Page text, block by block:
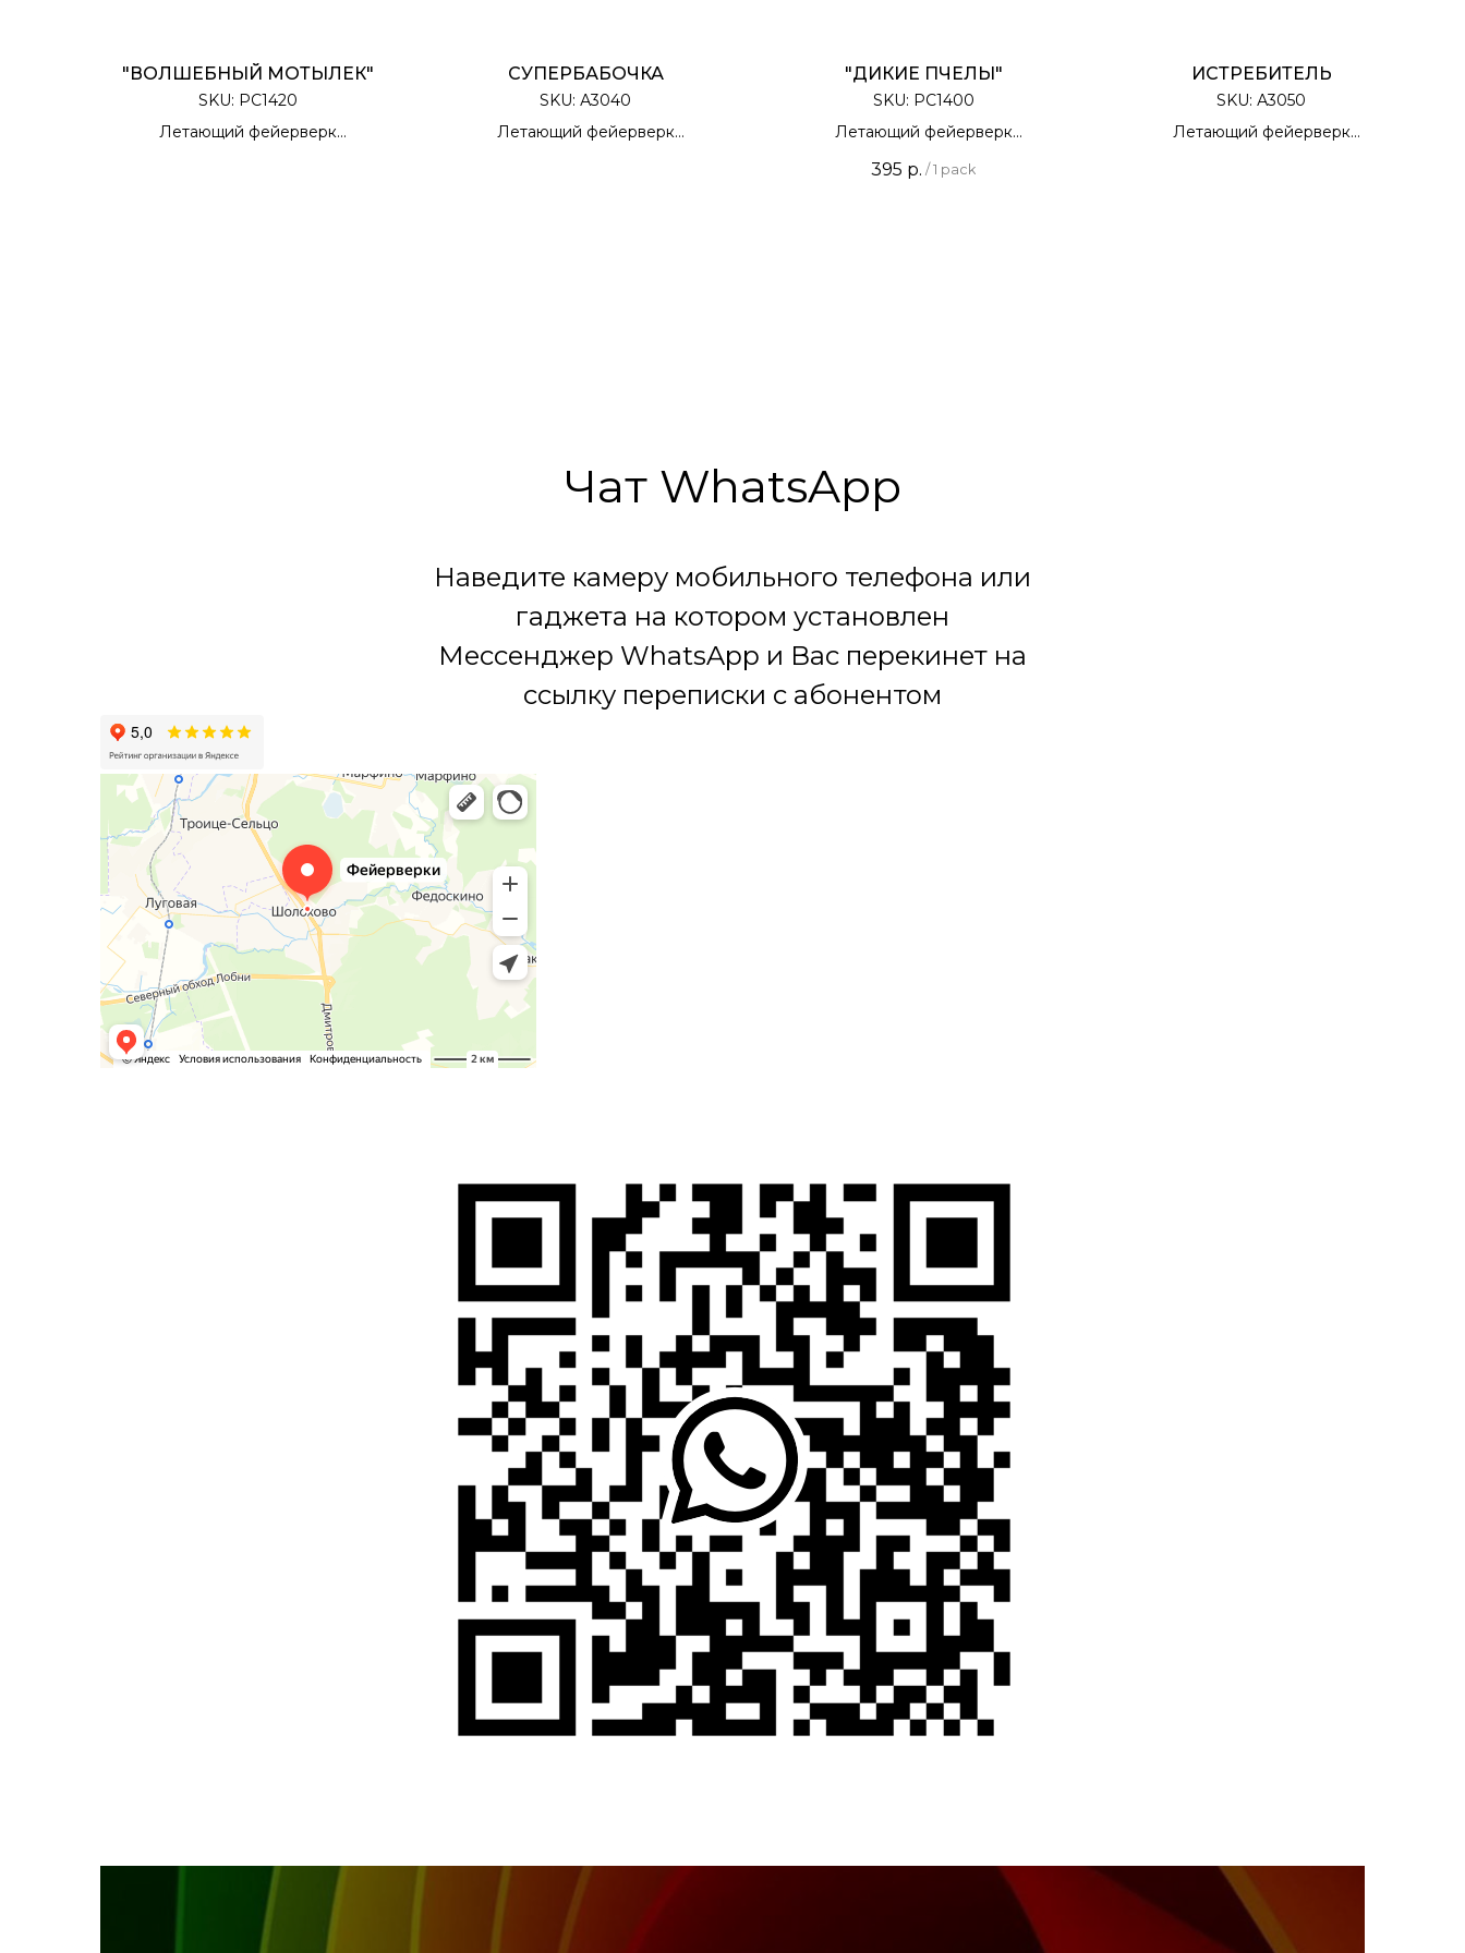
"ВОЛШЕБНЫЙ МОТЫЛЕК"
SKU: РС1420
Летающий фейерверк
СУПЕРБАБОЧКА
SKU: А3040
Летающий фейерверк
"ДИКИЕ ПЧЕЛЫ"
SKU: РС1400
Летающий фейерверк
395 р. / 1 pack
ИСТРЕБИТЕЛЬ
SKU: А3050
Летающий фейерверк
Чат WhatsApp
Наведите камеру мобильного телефона или
гаджета на котором установлен
Мессенджер WhatsApp и Вас перекинет на
ссылку переписки с абонентом